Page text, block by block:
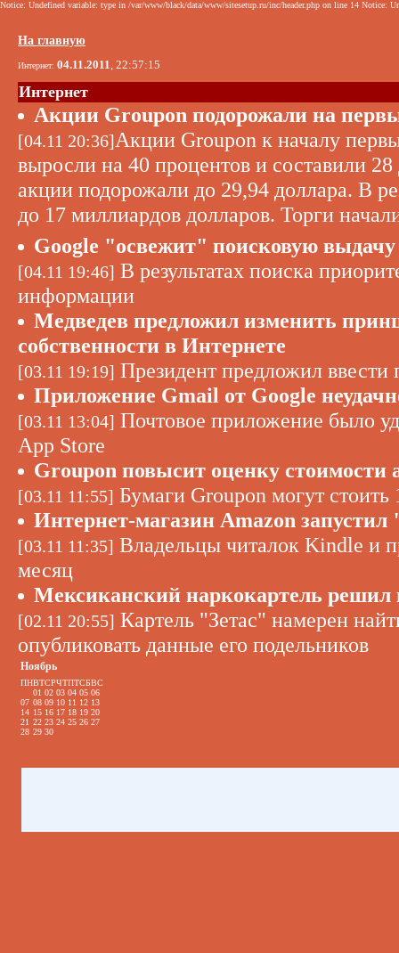
Notice: Undefined variable: type in /var/www/black/data/www/sitesetup.ru/inc/header.php on line 14 Notice:
На главную
Интернет: 04.11.2011, 22:57:15
Интернет
Акции Groupon подорожали на
[04.11 20:36]Акции Groupon к началу
выросли на 40 процентов и составили
акции подорожали до 29,94 доллара. В
до 17 миллиардов долларов. Торги
Google "освежит" поисковую выдачу
[04.11 19:46] В результатах поиска
информации
Медведев предложил изменить
собственности в Интернете
[03.11 19:19] Президент предложил ввести
Приложение Gmail от Google
[03.11 13:04] Почтовое приложение было
App Store
Groupon повысит оценку стоимости
[03.11 11:55] Бумаги Groupon могут стоить
Интернет-магазин Amazon
[03.11 11:35] Владельцы читалок Kindle и
месяц
Мексиканский наркокартель решил
[02.11 20:55] Картель "Зетас" намерен
опубликовать данные его подельников
Ноябрь
ПНВТСРЧТПТСБВС
01 02 03 04 05 06
07 08 09 10 11 12 13
14 15 16 17 18 19 20
21 22 23 24 25 26 27
28 29 30